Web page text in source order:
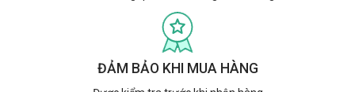
ĐẢM BẢO KHI MUA HÀNG